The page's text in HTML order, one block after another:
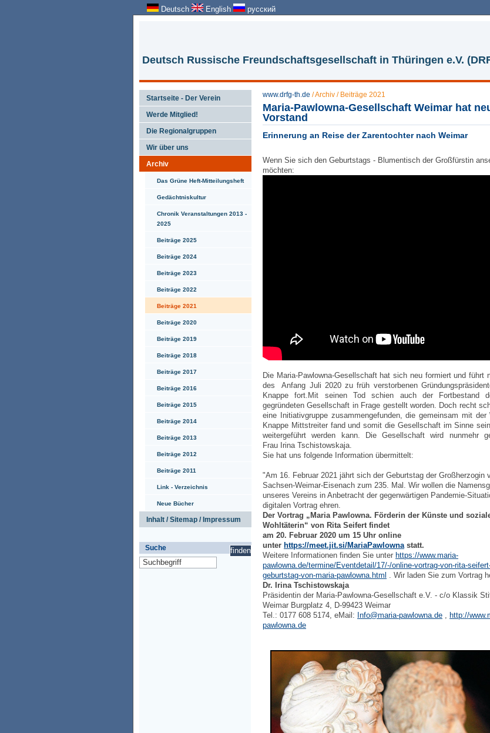
Deutsch English русский
Deutsch Russische Freundschaftsgesellschaft in Thüringen e.V.
Startseite - Der Verein
Werde Mitglied!
Die Regionalgruppen
Wir über uns
Archiv
Das Grüne Heft-Mitteilungsheft
Gedächtniskultur
Chronik Veranstaltungen 2013 -
2025
Beiträge 2025
Beiträge 2024
Beiträge 2023
Beiträge 2022
Beiträge 2021
Beiträge 2020
Beiträge 2019
Beiträge 2018
Beiträge 2017
Beiträge 2016
Beiträge 2015
Beiträge 2014
Beiträge 2013
Beiträge 2012
Beiträge 2011
Link - Verzeichnis
Neue Bücher
Inhalt / Sitemap / Impressum
Suche
www.drfg-th.de /Archiv / Beiträge 2021
Maria-Pawlowna-Gesellschaft Weimar hat
Vorstand
Erinnerung an Reise der Zarentochter nach Weimar
Wenn Sie sich den Geburtstags - Blumentisch der Großfürstin
möchten:
Die Maria-Pawlowna-Gesellschaft hat sich neu formiert und führt
des Anfang Juli 2020 zu früh verstorbenen
Knappe fort.Mit seinen Tod schien auch der Fortbestand
gegründeten Gesellschaft in Frage gestellt worden. Doch recht
eine Initiativgruppe zusammengefunden, die gemeinsam mit der
Knappe Mittstreiter fand und somit die Gesellschaft im Sinne
weitergeführt werden kann. Die Gesellschaft wird nunmehr
Frau Irina Tschistowskaja.
Sie hat uns folgende Information übermittelt:
"Am 16. Februar 2021 jährt sich der Geburtstag der Großherzogin
Sachsen-Weimar-Eisenach zum 235. Mal. Wir wollen die
unseres Vereins in Anbetracht der gegenwärtigen Pandemie-
digitalen Vortrag ehren.
Der Vortrag „Maria Pawlowna. Förderin der Künste und
Wohltäterin“ von Rita Seifert findet
am 20. Februar 2020 um 15 Uhr online
unter https://meet.jit.si/MariaPawlowna statt.
Weitere Informationen finden Sie unter https://www.maria-
pawlowna.de/termine/Eventdetail/17/-/online-vortrag-von-rita-
geburtstag-von-maria-pawlowna.html
. Wir laden Sie zum Vortrag
Dr. Irina Tschistowskaja
Präsidentin der Maria-Pawlowna-Gesellschaft e.V. - c/o Klassik
Weimar Burgplatz 4, D-99423 Weimar
Tel.: 0177 608 5174, eMail: Info@maria-pawlowna.de
http://
pawlowna.de